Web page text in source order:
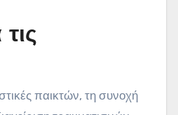
παικτών, τη συνοχή